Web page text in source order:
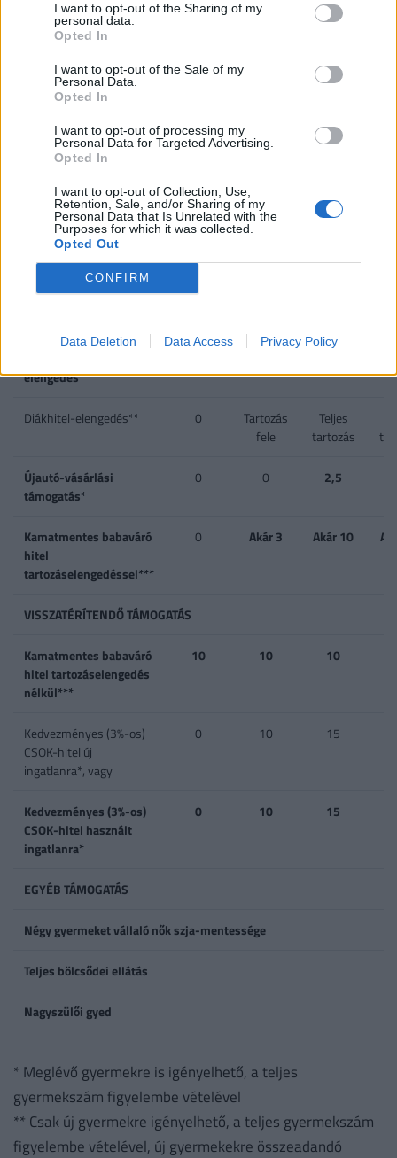
I want to opt-out of the Sharing of my
personal data.
Opted In
I want to opt-out of the Sale of my
Personal Data.
Opted In
I want to opt-out of processing my
Personal Data for Targeted Advertising.
Opted In
I want to opt-out of Collection, Use,
Retention, Sale, and/or Sharing of my
Personal Data that Is Unrelated with the
Purposes for which it was collected.
Opted Out
CONFIRM
Data Deletion Data Access Privacy Policy
gyermek gyermek gyermek
VISSZA NEM TÉRÍTENDŐ TÁMOGATÁS
CSOK új építésű
ingatlanra*, vagy
CSOK használt ingatlan
vásárlására (nem
kistelepülés)*, vagy
CSOK használt ingatlan
vásárlására, bővítésére
korszerűsítésére
elengedés**
Diákhitel-elengedés** 0
Tartozás
fele
Teljes
tartozás
Újautó-vásárlási
támogatás*
0 0 2,5
Kamatmentes babaváró
hitel
tartozáselengedéssel***
0 Akár 3 Akár 10
VISSZATÉRÍTENDŐ TÁMOGATÁS
Kamatmentes babaváró
hitel tartozáselengedés
nélkül***
10 10 10
Kedvezményes (3%-os)
CSOK-hitel új
ingatlanra*, vagy
0 10 15
Kedvezményes (3%-os)
CSOK-hitel használt
ingatlanra*
0 10 15
EGYÉB TÁMOGATÁS
Négy gyermeket vállaló nők szja-mentessége
Teljes bölcsődei ellátás
Nagyszülői gyed
* Meglévő gyermekre is igényelhető, a teljes
gyermekszám figyelembe vételével
** Csak új gyermekre igényelhető, a teljes gyermekszám
figyelembe vételével, új gyermekekre összeadandó